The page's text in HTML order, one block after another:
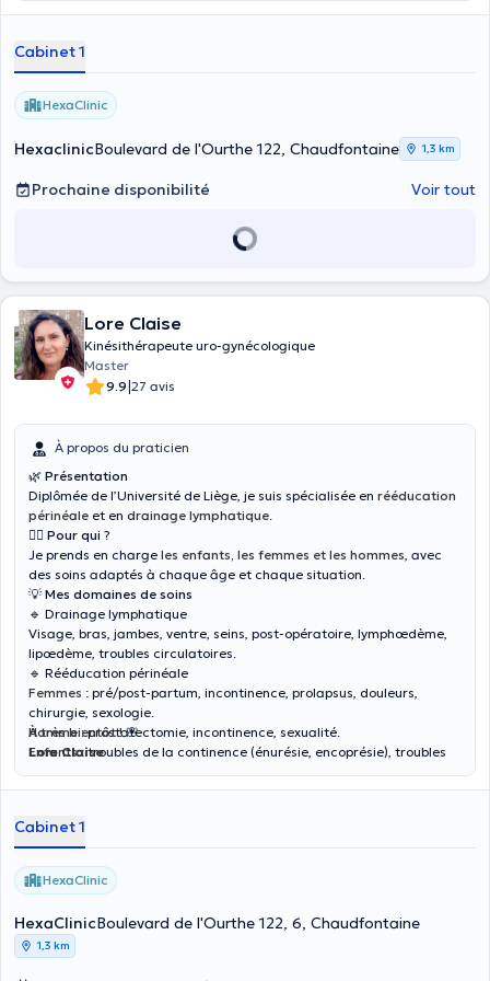
Cabinet 1
HexaClinic
HexaclinicBoulevard de l'Ourthe 122, Chaudfontaine 1,3 km
Prochaine disponibilité Voir tout
Lore Claise
Kinésithérapeute uro-gynécologique
Master
9.9|27 avis
À propos du praticien
🌿 Présentation
Diplômée de l’Université de Liège, je suis spécialisée en rééducation
périnéale et en drainage lymphatique.
👩‍⚕️ Pour qui ?
Je prends en charge les enfants, les femmes et les hommes, avec
des soins adaptés à chaque âge et chaque situation.
💡 Mes domaines de soins
🔹 Drainage lymphatique
Visage, bras, jambes, ventre, seins, post-opératoire, lymphœdème,
lipœdème, troubles circulatoires.
🔹 Rééducation périnéale
Femmes : pré/post-partum, incontinence, prolapsus, douleurs,
chirurgie, sexologie.
Homme :prostatectomie, incontinence, sexualité.
Enfants: troubles de la continence (énurésie, encoprésie), troubles
À très bientôt !🌸
Lore Claise
Cabinet 1
HexaClinic
HexaClinicBoulevard de l'Ourthe 122, 6, Chaudfontaine
1,3 km